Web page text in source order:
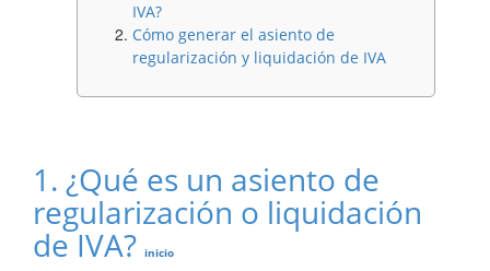
IVA?
Cómo generar el asiento de
regularización y liquidación de IVA
1. ¿Qué es un asiento de
regularización o liquidación
de IVA? inicio